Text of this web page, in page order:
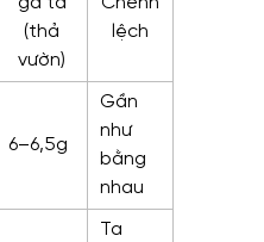
(thả
vườn)
lệch
6–6,5g
Gần
như
bằng
nhau
Ta